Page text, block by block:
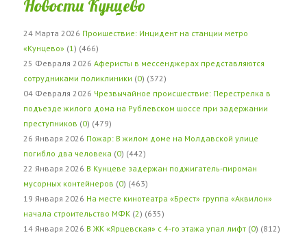
Новости Кунцево
24 Марта 2026 Проишествие: Инцидент на станции метро
«Кунцево» (1 ) (466)
25 Февраля 2026 Аферисты в мессенджерах представляются
сотрудниками поликлиники (0) (372)
04 Февраля 2026 Чрезвычайное происшествие: Перестрелка в
подъезде жилого дома на Рублевском шоссе при задержании
преступников (0) (479)
26 Января 2026 Пожар: В жилом доме на Молдавской улице
погибло два человека (0) (442)
22 Января 2026 В Кунцеве задержан поджигатель-пироман
мусорных контейнеров (0) (463)
19 Января 2026 На месте кинотеатра «Брест» группа «Аквилон»
начала строительство МФК (2) (635)
14 Января 2026 В ЖК «Ярцевская» с 4-го этажа упал лифт (0) (812)